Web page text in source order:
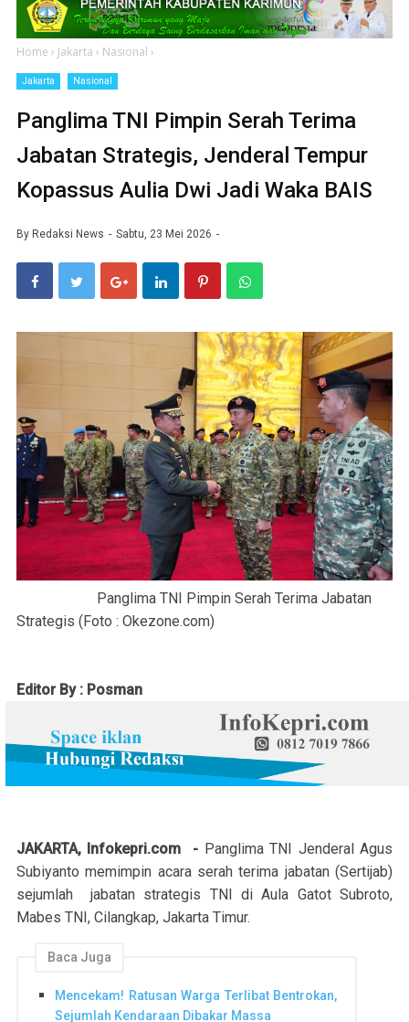
Home › Jakarta › Nasional ›
Jakarta Nasional
Panglima TNI Pimpin Serah Terima
Jabatan Strategis, Jenderal Tempur
Kopassus Aulia Dwi Jadi Waka BAIS
By Redaksi News Sabtu, 23 Mei 2026
Panglima TNI Pimpin Serah Terima Jabatan
Strategis (Foto : Okezone.com)
Editor By : Posman
JAKARTA, Infokepri.com - Panglima TNI Jenderal Agus
Subiyanto memimpin acara serah terima jabatan (Sertijab)
sejumlah jabatan strategis TNI di Aula Gatot Subroto,
Mabes TNI, Cilangkap, Jakarta Timur.
Baca Juga
Mencekam! Ratusan Warga Terlibat Bentrokan,
Sejumlah Kendaraan Dibakar Massa